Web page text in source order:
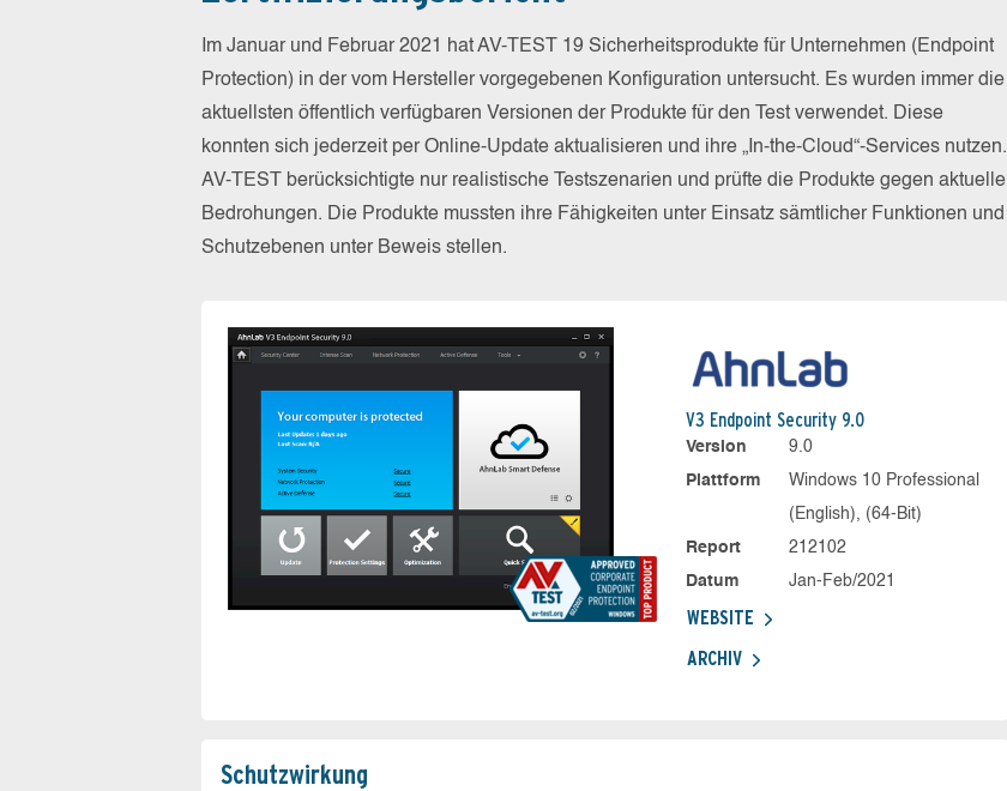
Im Januar und Februar 2021 hat AV-TEST 19 Sicherheitsprodukte für Unternehmen (Endpoint
Protection) in der vom Hersteller vorgegebenen Konfiguration untersucht. Es wurden immer die
aktuellsten öffentlich verfügbaren Versionen der Produkte für den Test verwendet. Diese
konnten sich jederzeit per Online-Update aktualisieren und ihre „In-the-Cloud“-Services nutzen.
AV-TEST berücksichtigte nur realistische Testszenarien und prüfte die Produkte gegen aktuelle
Bedrohungen. Die Produkte mussten ihre Fähigkeiten unter Einsatz sämtlicher Funktionen und
Schutzebenen unter Beweis stellen.
V3 Endpoint Security 9.0
Version
9.0
Plattform
Windows 10 Professional
(English), (64-Bit)
Report
212102
Datum
Jan-Feb/2021
WEBSITE
ARCHIV
Schutz­wirkung